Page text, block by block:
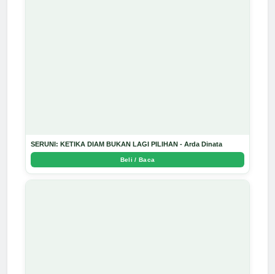
SERUNI: KETIKA DIAM BUKAN LAGI PILIHAN - Arda Dinata
Beli / Baca